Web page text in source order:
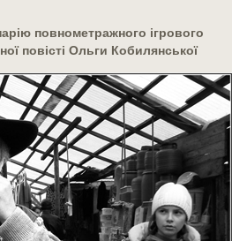
повнометражного ігрового
повісті Ольги Кобилянської